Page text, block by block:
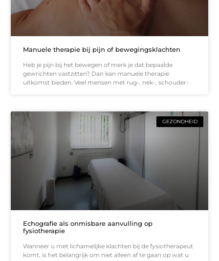
Manuele therapie bij pijn of bewegingsklachten
Heb je pijn bij het bewegen of merk je dat bepaalde
gewrichten vastzitten? Dan kan manuele therapie
uitkomst bieden. Veel mensen met rug-, nek-, schouder-
GEZONDHEID
Echografie als onmisbare aanvulling op
fysiotherapie
Wanneer u met lichamelijke klachten bij de fysiotherapeut
komt, is het belangrijk om niet alleen af te gaan op wat u